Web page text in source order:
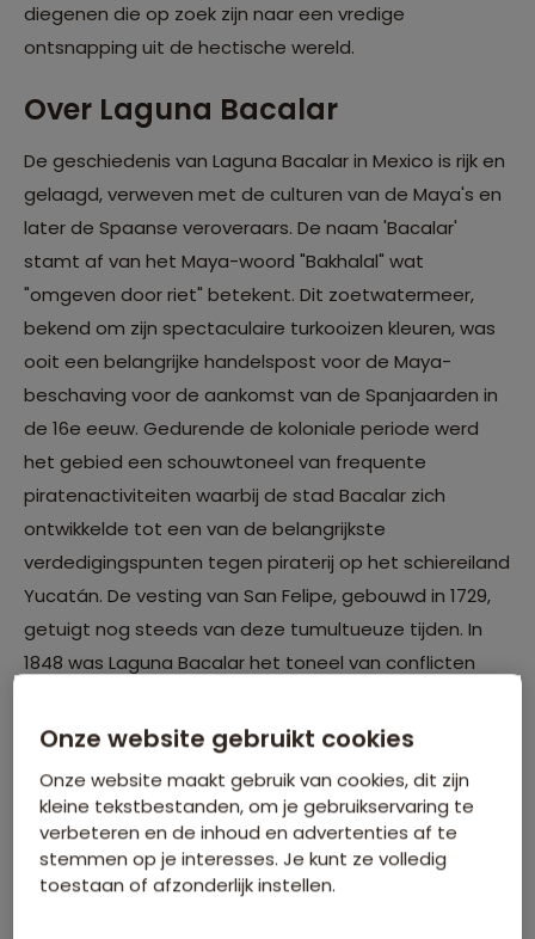
diegenen die op zoek zijn naar een vredige
ontsnapping uit de hectische wereld.
Over Laguna Bacalar
De geschiedenis van Laguna Bacalar in Mexico is rijk en
gelaagd, verweven met de culturen van de Maya's en
later de Spaanse veroveraars. De naam 'Bacalar'
stamt af van het Maya-woord "Bakhalal" wat
"omgeven door riet" betekent. Dit zoetwatermeer,
bekend om zijn spectaculaire turkooizen kleuren, was
ooit een belangrijke handelspost voor de Maya-
beschaving voor de aankomst van de Spanjaarden in
de 16e eeuw. Gedurende de koloniale periode werd
het gebied een schouwtoneel van frequente
piratenactiviteiten waarbij de stad Bacalar zich
ontwikkelde tot een van de belangrijkste
verdedigingspunten tegen piraterij op het schiereiland
Yucatán. De vesting van San Felipe, gebouwd in 1729,
getuigt nog steeds van deze tumultueuze tijden. In
1848 was Laguna Bacalar het toneel van conflicten
Maya-bevolking tegen de Mexicaanse yucatecos die
relatief geïsoleerd tot recentere toeristische
ontwikkelingen, die een nieuwe pagina toevoegden
aan zijn geschiedenis.
Onze website gebruikt cookies
Onze website maakt gebruik van cookies, dit zijn
kleine tekstbestanden, om je gebruikservaring te
verbeteren en de inhoud en advertenties af te
stemmen op je interesses. Je kunt ze volledig
toestaan of afzonderlijk instellen.